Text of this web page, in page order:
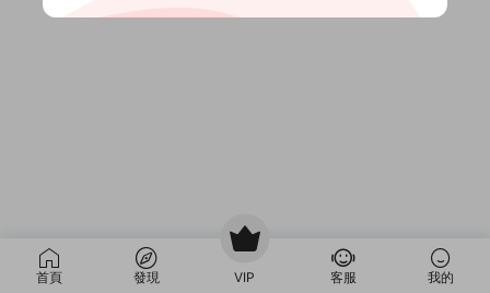
首頁 發現 VIP 客服 我的